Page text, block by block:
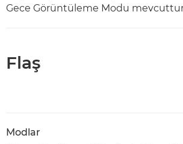
Gece Görüntüleme Modu
Flaş
Modlar